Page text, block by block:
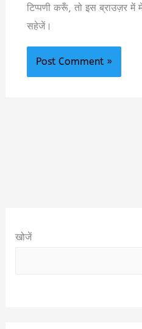
टिप्पणी करूँ, तो इस ब्राउज़र में
सहेजें।
खोजें